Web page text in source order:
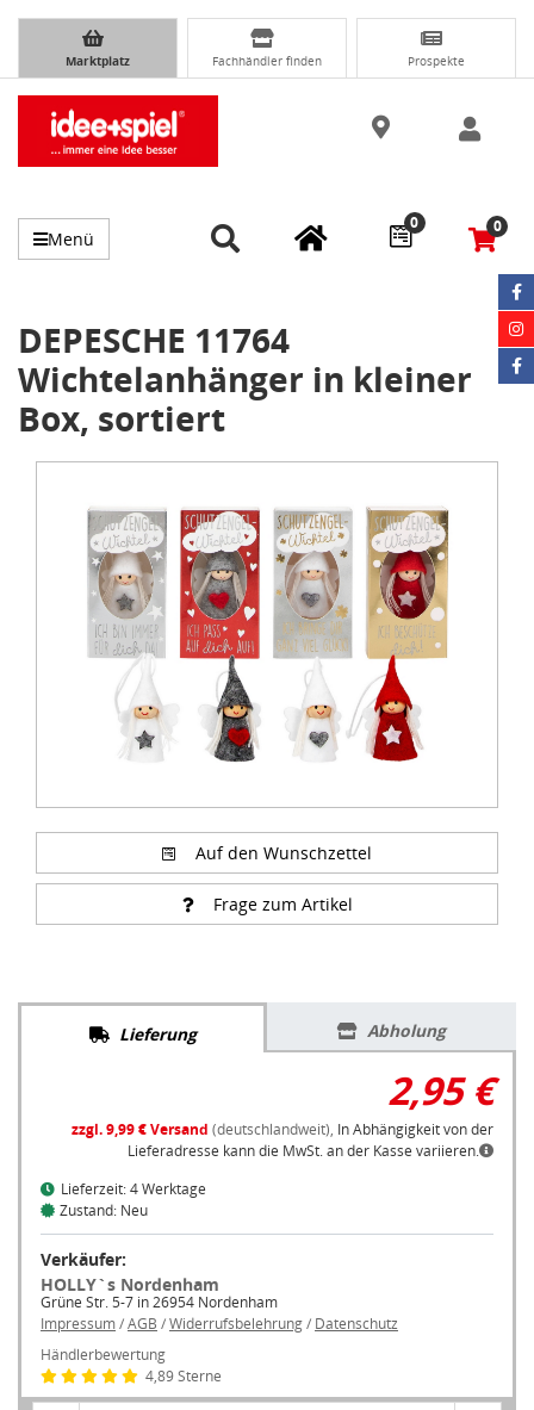
Marktplatz Fachhändler finden Prospekte
Menü
0 0
DEPESCHE 11764
Wichtelanhänger in kleiner
Box, sortiert
Auf den Wunschzettel
Frage zum Artikel
Lieferung Abholung
2,95 €
zzgl. 9,99 € Versand (deutschlandweit), In Abhängigkeit von der
Lieferadresse kann die MwSt. an der Kasse variieren.
Lieferzeit: 4 Werktage
Zustand: Neu
Verkäufer:
HOLLY`s Nordenham
Grüne Str. 5-7 in 26954 Nordenham
Impressum/AGB /Widerrufsbelehrung/ Datenschutz
Händlerbewertung
4,89 Sterne